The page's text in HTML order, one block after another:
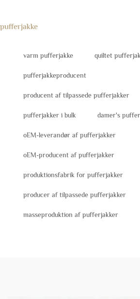
pufferjakke
varm pufferjakke quiltet
pufferjakkeproducent
producent af tilpassede pufferjakker
pufferjakker i bulk damer's
oEM-leverandør af pufferjakker
oEM-producent af pufferjakker
produktionsfabrik for pufferjakker
producer af tilpassede pufferjakker
masseproduktion af pufferjakker